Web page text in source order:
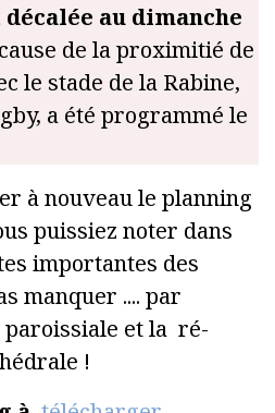
décalée au dimanche
de la proximitié de
le stade de la Rabine,
a été programmé le
à nouveau le planning
puissiez noter dans
importantes des
manquer .... par
et la ré-
!